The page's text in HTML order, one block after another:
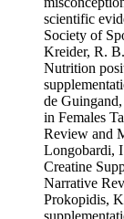
scientific
Society of
Kreider, R.
Nutrition
de
in Females
Review and
Longobardi,
Creatine
Narrative
Prokopidis,